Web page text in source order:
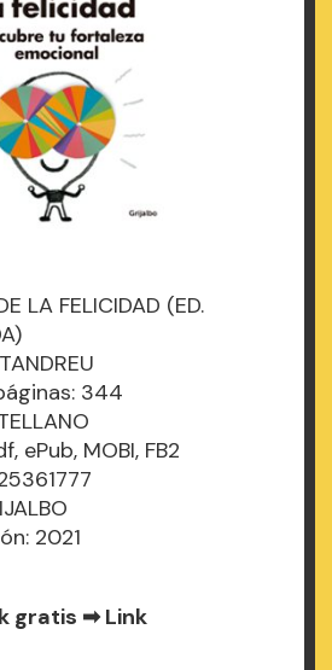
LA FELICIDAD (ED.
344
ePub, MOBI, FB2
2021
gratis ➡Link